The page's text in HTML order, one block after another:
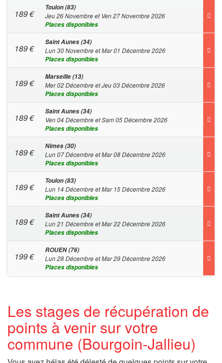
189€
Toulon (83)
Jeu 26 Novembre et Ven 27 Novembre 2026
Places disponibles
189€
Saint Aunes (34)
Lun 30 Novembre et Mar 01 Décembre 2026
Places disponibles
189€
Marseille (13)
Mer 02 Décembre et Jeu 03 Décembre 2026
Places disponibles
189€
Saint Aunes (34)
Ven 04 Décembre et Sam 05 Décembre 2026
Places disponibles
189€
Nimes (30)
Lun 07 Décembre et Mar 08 Décembre 2026
Places disponibles
189€
Toulon (83)
Lun 14 Décembre et Mar 15 Décembre 2026
Places disponibles
189€
Saint Aunes (34)
Lun 21 Décembre et Mar 22 Décembre 2026
Places disponibles
199€
ROUEN (76)
Lun 28 Décembre et Mar 29 Décembre 2026
Places disponibles
Les stages de récupération de
points à venir sur votre
commune (Bourgoin-Jallieu)